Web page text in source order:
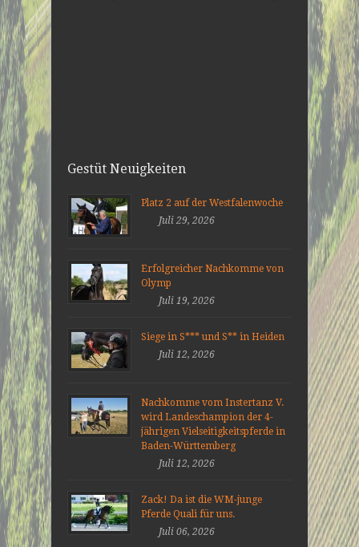
Gestüt Neuigkeiten
Platz 2 auf der Westfalenwoche
Juli 29, 2026
Erfolgreicher Nachkomme von
Olymp
Juli 19, 2026
Siege in S*** und S** in Heiden
Juli 12, 2026
Nachkomme vom Instertanz V.
wird Landeschampion der 4-
jährigen Vielseitigkeitspferde in
Baden-Württemberg
Juli 12, 2026
Zack! Da ist die WM-junge
Pferde Quali für uns.
Juli 06, 2026